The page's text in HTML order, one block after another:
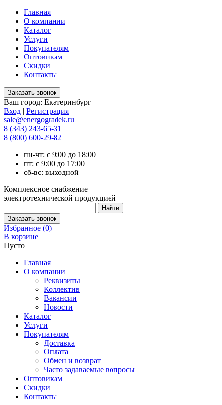
Главная
О компании
Каталог
Услуги
Покупателям
Оптовикам
Скидки
Контакты
Ваш город: Екатеринбург
Вход | Регистрация
sale@energogradek.ru
8 (343) 243-65-31
8 (800) 600-29-82
пн-чт: с 9:00 до 18:00
пт: с 9:00 до 17:00
сб-вс: выходной
Комплексное снабжение
электротехнической продукцией
Избранное (0)
В корзине
Пусто
Главная
О компании
Реквизиты
Коллектив
Вакансии
Новости
Каталог
Услуги
Покупателям
Доставка
Оплата
Обмен и возврат
Часто задаваемые вопросы
Оптовикам
Скидки
Контакты